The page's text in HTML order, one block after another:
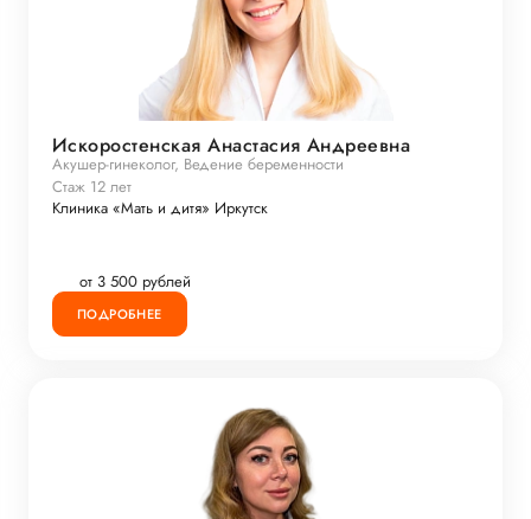
Искоростенская Анастасия Андреевна
Акушер-гинеколог, Ведение беременности
Стаж 12 лет
Клиника «Мать и дитя» Иркутск
от 3 500 рублей
ПОДРОБНЕЕ